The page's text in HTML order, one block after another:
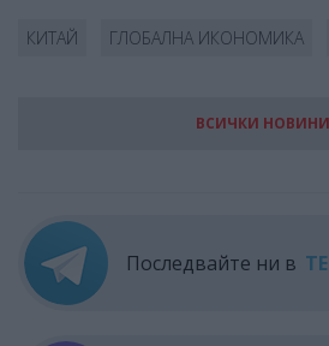
КИТАЙ ГЛОБАЛНА ИКОНОМИКА
ВСИЧКИ
Последвайте ни в